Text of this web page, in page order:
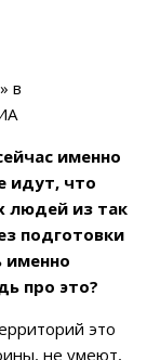
в
именно
идут, что
людей из так
подготовки
именно
про это?
это
не умеют,